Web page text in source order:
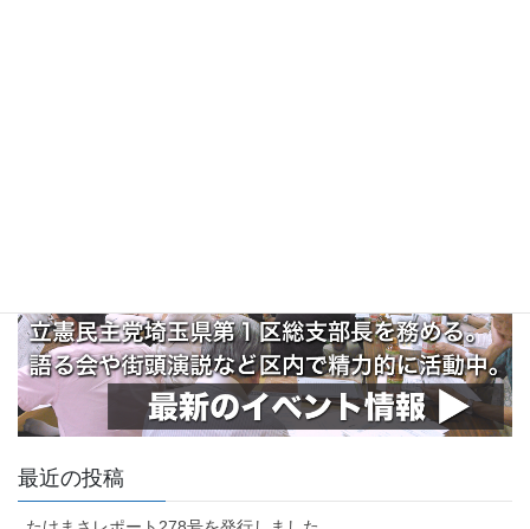
最近の投稿